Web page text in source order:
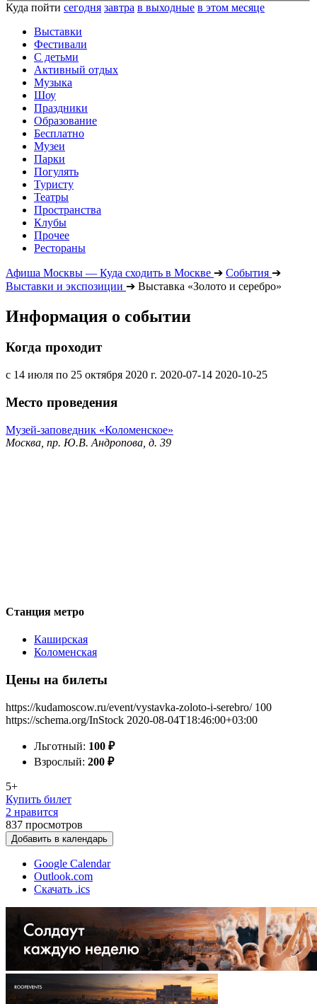
Куда пойти сегодня завтра в выходные в этом месяце
Выставки
Фестивали
С детьми
Активный отдых
Музыка
Шоу
Праздники
Образование
Бесплатно
Музеи
Парки
Погулять
Туристу
Театры
Пространства
Клубы
Прочее
Рестораны
Афиша Москвы — Куда сходить в Москве ➔ События ➔
Выставки и экспозиции ➔ Выставка «Золото и серебро»
Информация о событии
Когда проходит
с 14 июля по 25 октября 2020 г. 2020-07-14 2020-10-25
Место проведения
Музей-заповедник «Коломенское»
Москва, пр. Ю.В. Андропова, д. 39
Станция метро
Каширская
Коломенская
Цены на билеты
https://kudamoscow.ru/event/vystavka-zoloto-i-serebro/ 100
https://schema.org/InStock 2020-08-04T18:46:00+03:00
Льготный: 100 ₽
Взрослый: 200 ₽
5+
Купить билет
2 нравится
837 просмотров
Добавить в календарь
Google Calendar
Outlook.com
Скачать .ics